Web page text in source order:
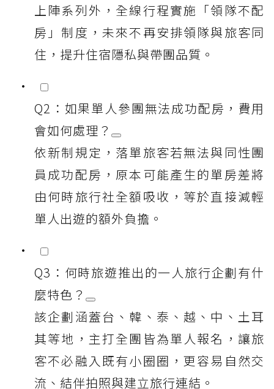
上陣系列外，全線行程實施「領隊不配
房」制度，未來不再安排領隊與旅客同
住，提升住宿隱私與帶團品質。
Q2：如果單人參團無法成功配房，費用
會如何處理？
依新制規定，落單旅客若無法與同性團
員成功配房，原本可能產生的單房差將
由何時旅行社全額吸收，等於直接減輕
單人出遊的額外負擔。
Q3：何時旅遊推出的一人旅行企劃有什
麼特色？
該企劃涵蓋台、韓、泰、越、中、土耳
其等地，主打全團皆為單人報名，讓旅
客不必融入既有小圈圈，更容易自然交
流、結伴拍照與建立旅行連結。